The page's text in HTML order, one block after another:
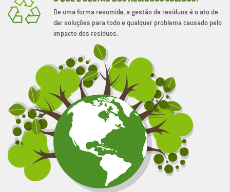
De uma forma resumida, a gestão de resíduos é o ato de
dar soluções para todo e qualquer problema causado pelo
impacto dos resíduos.